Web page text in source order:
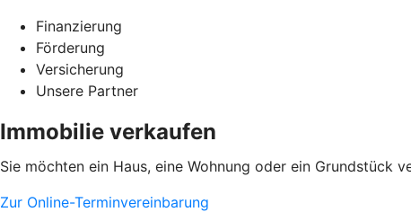
Finanzierung
Förderung
Versicherung
Unsere Partner
Immobilie verkaufen
Sie möchten ein Haus, eine Wohnung oder ein Grundstück
Zur Online-Terminvereinbarung